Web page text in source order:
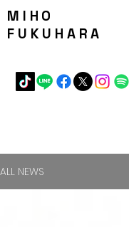
MIHO
FUKUHARA
ALL NEWS